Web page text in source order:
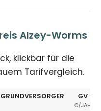
Alzey-Worms
klickbar für die
Tarifvergleich.
GRUNDVERSORGER GV Ø
€/JAHR